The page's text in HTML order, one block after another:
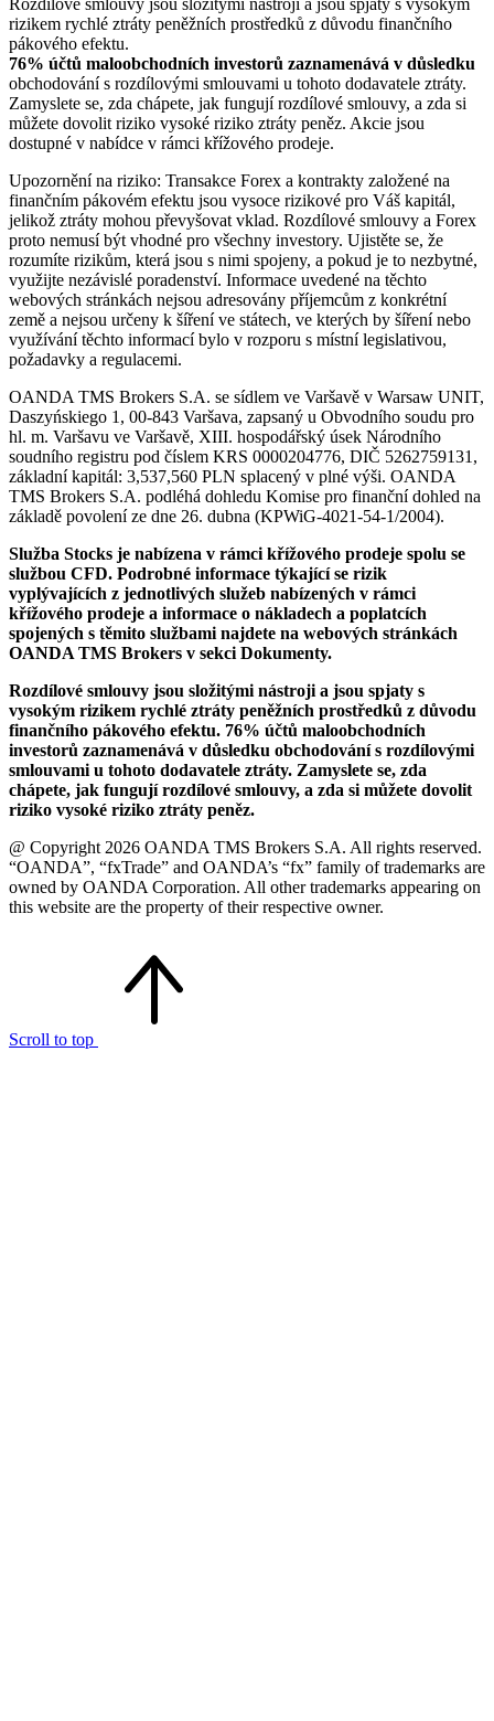
rizikem rychlé ztráty peněžních prostředků z důvodu finančního
pákového efektu.
76% účtů maloobchodních investorů zaznamenává v důsledku
obchodování s rozdílovými smlouvami u tohoto dodavatele ztráty.
Zamyslete se, zda chápete, jak fungují rozdílové smlouvy, a zda si
můžete dovolit riziko vysoké riziko ztráty peněz. Akcie jsou
dostupné v nabídce v rámci křížového prodeje.
Upozornění na riziko: Transakce Forex a kontrakty založené na
finančním pákovém efektu jsou vysoce rizikové pro Váš kapitál,
jelikož ztráty mohou převyšovat vklad. Rozdílové smlouvy a Forex
proto nemusí být vhodné pro všechny investory. Ujistěte se, že
rozumíte rizikům, která jsou s nimi spojeny, a pokud je to nezbytné,
využijte nezávislé poradenství. Informace uvedené na těchto
webových stránkách nejsou adresovány příjemcům z konkrétní
země a nejsou určeny k šíření ve státech, ve kterých by šíření nebo
využívání těchto informací bylo v rozporu s místní legislativou,
požadavky a regulacemi.
OANDA TMS Brokers S.A. se sídlem ve Varšavě v Warsaw UNIT,
Daszyńskiego 1, 00-843 Varšava, zapsaný u Obvodního soudu pro
hl. m. Varšavu ve Varšavě, XIII. hospodářský úsek Národního
soudního registru pod číslem KRS 0000204776, DIČ 5262759131,
základní kapitál: 3,537,560 PLN splacený v plné výši. OANDA
TMS Brokers S.A. podléhá dohledu Komise pro finanční dohled na
základě povolení ze dne 26. dubna (KPWiG-4021-54-1/2004).
Služba Stocks je nabízena v rámci křížového prodeje spolu se
službou CFD. Podrobné informace týkající se rizik
vyplývajících z jednotlivých služeb nabízených v rámci
křížového prodeje a informace o nákladech a poplatcích
spojených s těmito službami najdete na webových stránkách
OANDA TMS Brokers v sekci Dokumenty.
Rozdílové smlouvy jsou složitými nástroji a jsou spjaty s
vysokým rizikem rychlé ztráty peněžních prostředků z důvodu
finančního pákového efektu. 76% účtů maloobchodních
investorů zaznamenává v důsledku obchodování s rozdílovými
smlouvami u tohoto dodavatele ztráty. Zamyslete se, zda
chápete, jak fungují rozdílové smlouvy, a zda si můžete dovolit
riziko vysoké riziko ztráty peněz.
@ Copyright 2026 OANDA TMS Brokers S.A. All rights reserved.
“OANDA”, “fxTrade” and OANDA’s “fx” family of trademarks are
owned by OANDA Corporation. All other trademarks appearing on
this website are the property of their respective owner.
Scroll to top